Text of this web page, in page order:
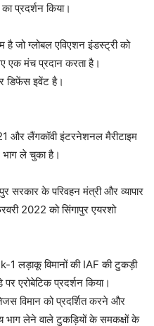
प्रदर्शन किया।
है जो ग्लोबल एविएशन इंडस्ट्री को
एक मंच प्रदान करता है।
डिफेंस इवेंट है।
और लैंगकॉवी इंटरनेशनल मैरीटाइम
ले चुका है।
सरकार के परिवहन मंत्री और व्यापार
2022 को सिंगापुर एयरशो
1 लड़ाकू विमानों की IAF की टुकड़ी
पर एरोबेटिक प्रदर्शन किया।
विमान को प्रदर्शित करने और
भाग लेने वाले टुकड़ियों के समकक्षों के